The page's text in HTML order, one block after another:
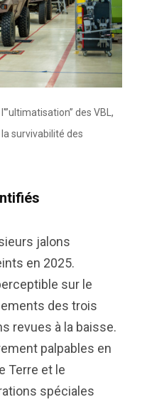
des VBL,
survivabilité des
jalons
en 2025.
sur le
des trois
revues à la baisse.
palpables en
Terre et le
spéciales